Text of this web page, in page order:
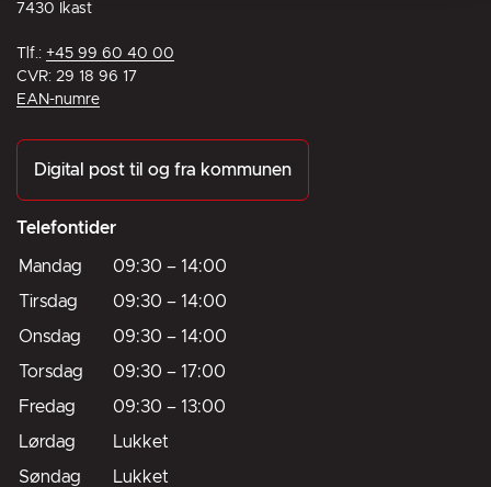
7430 Ikast
Tlf.: +45 99 60 40 00
CVR: 29 18 96 17
EAN-numre
Digital post til og fra kommunen
Telefontider
Mandag 09:30 – 14:00
Tirsdag
09:30 – 14:00
Onsdag
09:30 – 14:00
Torsdag
09:30 – 17:00
Fredag
09:30 – 13:00
Lørdag
Lukket
Søndag
Lukket